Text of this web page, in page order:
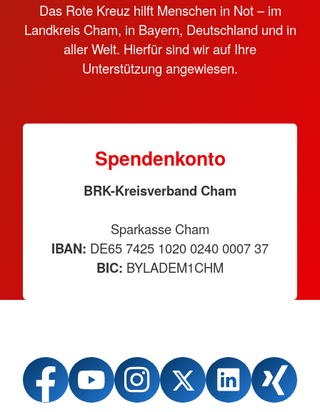
Das Rote Kreuz hilft Menschen in Not – im
Landkreis Cham, in Bayern, Deutschland und in
aller Welt. Hierfür sind wir auf Ihre
Unterstützung angewiesen.
Spendenkonto
BRK-Kreisverband Cham
Sparkasse Cham
IBAN: DE65 7425 1020 0240 0007 37
BIC: BYLADEM1CHM